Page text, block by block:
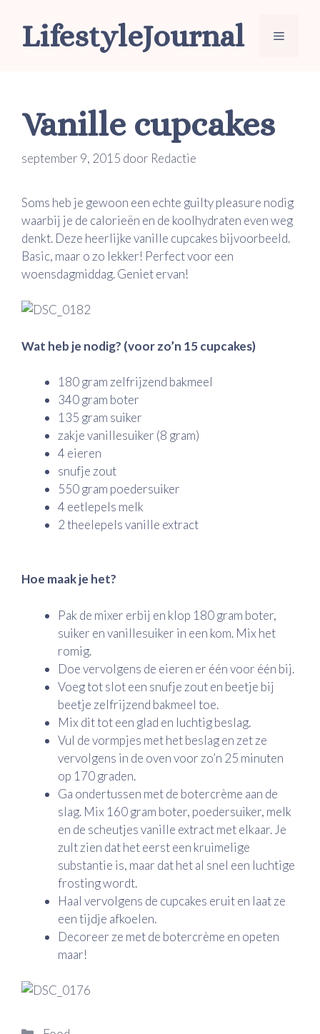
LifestyleJournal Menu
Vanille cupcakes
september 9, 2015 door Redactie
Soms heb je gewoon een echte guilty pleasure nodig
waarbij je de calorieën en de koolhydraten even weg
denkt. Deze heerlijke vanille cupcakes bijvoorbeeld.
Basic, maar o zo lekker! Perfect voor een
woensdagmiddag. Geniet ervan!
Wat heb je nodig? (voor zo’n 15 cupcakes)
180 gram zelfrijzend bakmeel
340 gram boter
135 gram suiker
zakje vanillesuiker (8 gram)
4 eieren
snufje zout
550 gram poedersuiker
4 eetlepels melk
2 theelepels vanille extract
Hoe maak je het?
Pak de mixer erbij en klop 180 gram boter,
suiker en vanillesuiker in een kom. Mix het
romig.
Doe vervolgens de eieren er één voor één bij.
Voeg tot slot een snufje zout en beetje bij
beetje zelfrijzend bakmeel toe.
Mix dit tot een glad en luchtig beslag.
Vul de vormpjes met het beslag en zet ze
vervolgens in de oven voor zo’n 25 minuten
op 170 graden.
Ga ondertussen met de botercrème aan de
slag. Mix 160 gram boter, poedersuiker, melk
en de scheutjes vanille extract met elkaar. Je
zult zien dat het eerst een kruimelige
substantie is, maar dat het al snel een luchtige
frosting wordt.
Haal vervolgens de cupcakes eruit en laat ze
een tijdje afkoelen.
Decoreer ze met de botercrème en opeten
maar!